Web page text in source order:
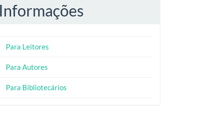
Informações
Para Leitores
Para Autores
Para Bibliotecários